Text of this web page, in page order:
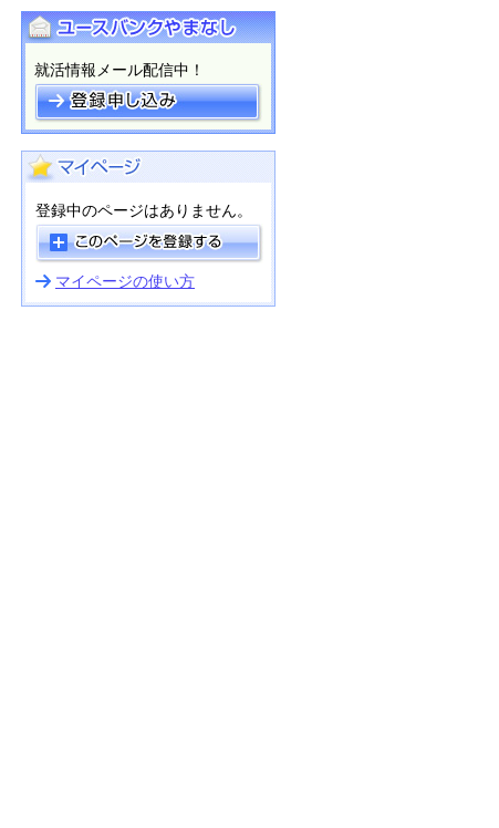
就活情報メール配信中！
登録中のページはありません。
マイページの使い方